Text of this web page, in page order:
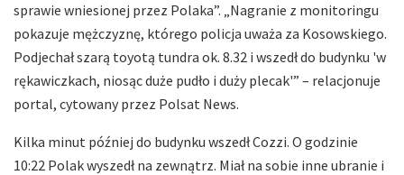
sprawie wniesionej przez Polaka”. „Nagranie z monitoringu
pokazuje mężczyznę, którego policja uważa za Kosowskiego.
Podjechał szarą toyotą tundra ok. 8.32 i wszedł do budynku 'w
rękawiczkach, niosąc duże pudło i duży plecak'” – relacjonuje
portal, cytowany przez Polsat News.
Kilka minut później do budynku wszedł Cozzi. O godzinie
10:22 Polak wyszedł na zewnątrz. Miał na sobie inne ubranie i